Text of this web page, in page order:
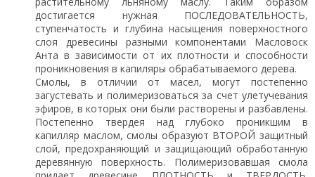
достигается нужная ПОСЛЕДОВАТЕЛЬНОСТЬ,
ступенчатость и глубина насыщения поверхностного
слоя древесины разными компонентами Масловоск
Анта в зависимости от их плотности и способности
проникновения в капиляры обрабатываемого дерева.
Смолы, в отличии от масел, могут постепенно
загустевать и полимеризоваться за счет улетучевания
эфиров, в которых они были растворены и разбавлены.
Постепенно твердея над глубоко проникшим в
капилляр маслом, смолы образуют ВТОРОЙ защитный
слой, предохраняющий и защищающий обработанную
деревянную поверхность. Полимеризовавшая смола